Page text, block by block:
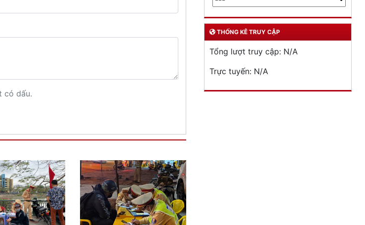
có dấu.
THỐNG KÊ TRUY CẬP
Tổng lượt truy cập: N/A
Trực tuyến: N/A